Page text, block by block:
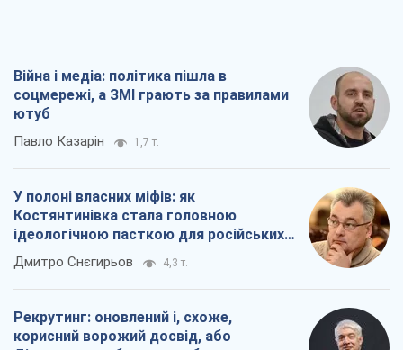
Війна і медіа: політика пішла в
соцмережі, а ЗМІ грають за правилами
ютуб
Павло Казарін 1,7 т.
У полоні власних міфів: як
Костянтинівка стала головною
ідеологічною пасткою для російських
окупантів
Дмитро Снєгирьов 4,3 т.
Рекрутинг: оновлений і, схоже,
корисний ворожий досвід, або